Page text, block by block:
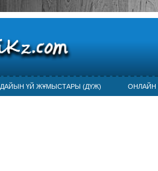
ДАЙЫН ҮЙ ЖҰМЫСТАРЫ (ДҮЖ) ОНЛАЙН